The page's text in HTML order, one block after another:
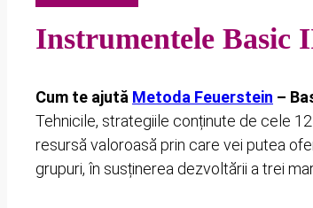
Instrumentele Basic
Cum te ajută Metoda Feuerstein –
Tehnicile, strategiile conținute de cele
resursă valoroasă prin care vei putea
grupuri, în susținerea dezvoltării a trei